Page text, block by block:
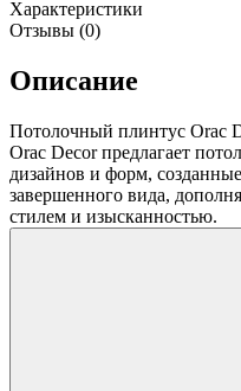
Характеристики
Отзывы (0)
Описание
Потолочный плинтус Orac
Orac Decor предлагает
дизайнов и форм,
завершенного вида,
стилем и изысканностью.